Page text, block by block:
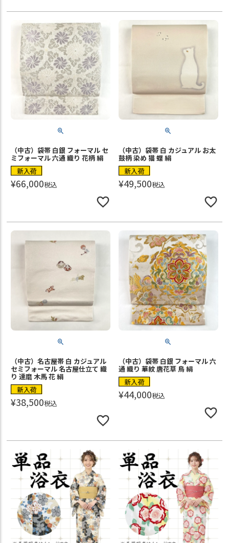
（中古）袋帯 白銀 フォーマル セ
ミフォーマル 六通 織り 花柄 絹
新入荷
¥66,000税込
（中古）袋帯 白 カジュアル お太
鼓柄 染め 猫 蝶 絹
新入荷
¥49,500税込
（中古）名古屋帯 白 カジュアル
セミフォーマル 名古屋仕立て 織
り 達磨 木馬 花 絹
新入荷
¥38,500税込
（中古）袋帯 白銀 フォーマル 六
通 織り 華紋 唐花草 鳥 絹
新入荷
¥44,000税込